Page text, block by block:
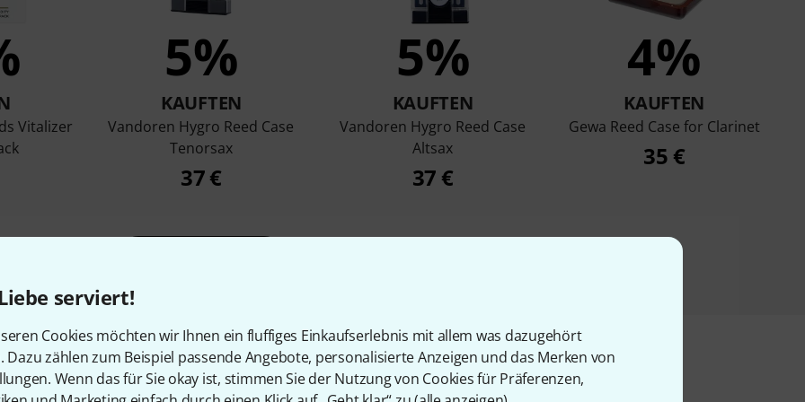
serviert!
Cookies möchten wir Ihnen ein fluffiges Einkaufserlebnis mit allem was dazugehört
Dazu zählen zum Beispiel passende Angebote, personalisierte Anzeigen und das Merken von
Wenn das für Sie okay ist, stimmen Sie der Nutzung von Cookies für Präferenzen,
Vitalizer
5%
KAUFTEN
Vandoren Hygro Reed Case
Tenorsax
37 €
5%
KAUFTEN
Vandoren Hygro Reed Case
Altsax
37 €
4%
KAUFTEN
Gewa Reed Case for Clarinet
35 €